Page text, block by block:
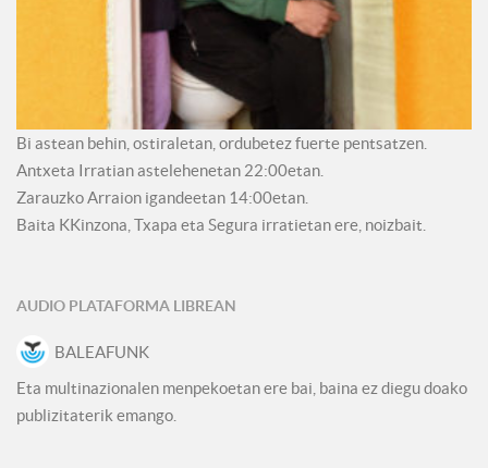
Bi astean behin, ostiraletan, ordubetez fuerte pentsatzen.
Antxeta Irratian astelehenetan 22:00etan.
Zarauzko Arraion igandeetan 14:00etan.
Baita KKinzona, Txapa eta Segura irratietan ere, noizbait.
AUDIO PLATAFORMA LIBREAN
BALEAFUNK
Eta multinazionalen menpekoetan ere bai, baina ez diegu doako
publizitaterik emango.